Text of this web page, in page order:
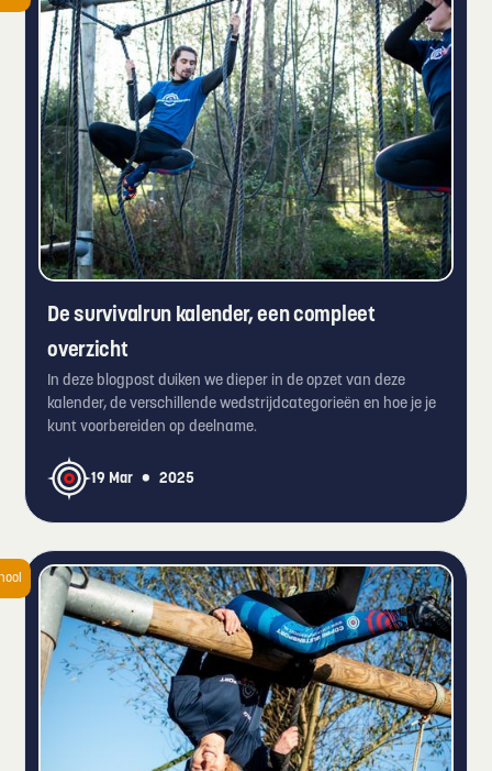
De survivalrun kalender, een compleet
overzicht
In deze blogpost duiken we dieper in de opzet van deze
kalender, de verschillende wedstrijdcategorieën en hoe je je
kunt voorbereiden op deelname.
19 Mar • 2025